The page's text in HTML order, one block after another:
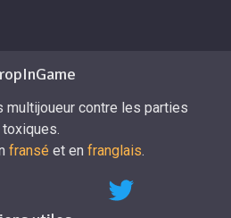
multijoueur contre les parties
toxiques.
fransé et en franglais.